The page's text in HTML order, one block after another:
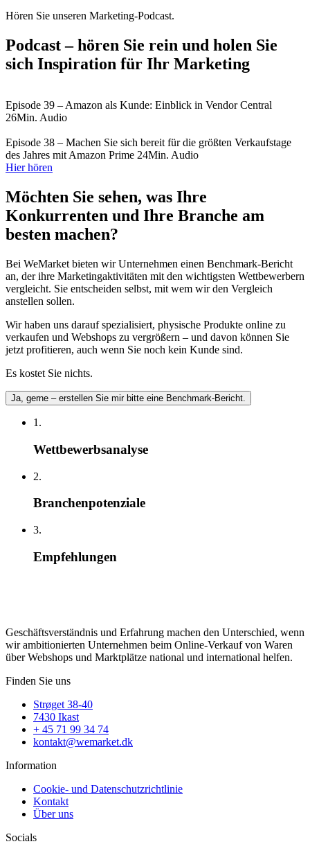
Hören Sie unseren Marketing-Podcast.
Podcast – hören Sie rein und holen Sie
sich Inspiration für Ihr Marketing
Episode 39 – Amazon als Kunde: Einblick in Vendor Central
26Min. Audio
Episode 38 – Machen Sie sich bereit für die größten Verkaufstage
des Jahres mit Amazon Prime 24Min. Audio
Hier hören
Möchten Sie sehen, was Ihre
Konkurrenten und Ihre Branche am
besten machen?
Bei WeMarket bieten wir Unternehmen einen Benchmark-Bericht
an, der ihre Marketingaktivitäten mit den wichtigsten Wettbewerbern
vergleicht. Sie entscheiden selbst, mit wem wir den Vergleich
anstellen sollen.
Wir haben uns darauf spezialisiert, physische Produkte online zu
verkaufen und Webshops zu vergrößern – und davon können Sie
jetzt profitieren, auch wenn Sie noch kein Kunde sind.
Es kostet Sie nichts.
Ja, gerne – erstellen Sie mir bitte eine Benchmark-Bericht.
1.
Wettbewerbsanalyse
2.
Branchenpotenziale
3.
Empfehlungen
Geschäftsverständnis und Erfahrung machen den Unterschied, wenn
wir ambitionierten Unternehmen beim Online-Verkauf von Waren
über Webshops und Marktplätze national und international helfen.
Finden Sie uns
Strøget 38-40
7430 Ikast
+ 45 71 99 34 74
kontakt@wemarket.dk
Information
Cookie- und Datenschutzrichtlinie
Kontakt
Über uns
Socials